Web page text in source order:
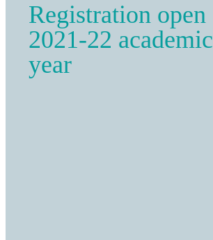
Registration open
2021-22 academic
year